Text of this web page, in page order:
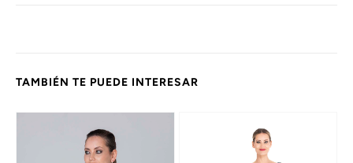
TAMBIÉN TE PUEDE INTERESAR